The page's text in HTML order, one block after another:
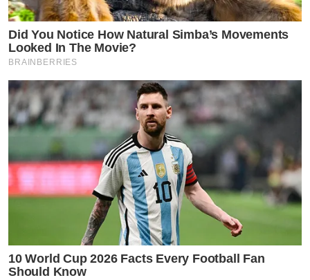
Did You Notice How Natural Simba’s Movements
Looked In The Movie?
BRAINBERRIES
10 World Cup 2026 Facts Every Football Fan
Should Know